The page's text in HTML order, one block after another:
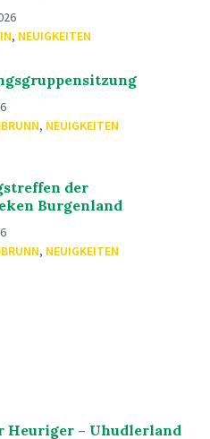
, NEUIGKEITEN
, NEUIGKEITEN
der
Burgenland
, NEUIGKEITEN
Heuriger – Uhudlerland